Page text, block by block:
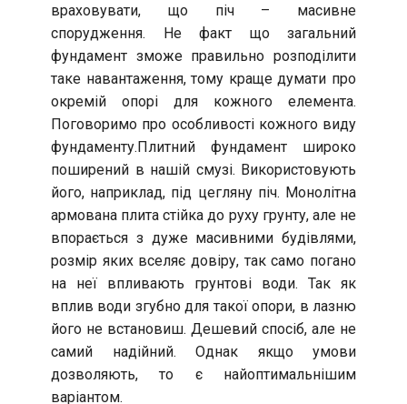
враховувати, що піч – масивне
спорудження. Не факт що загальний
фундамент зможе правильно розподілити
таке навантаження, тому краще думати про
окремій опорі для кожного елемента.
Поговоримо про особливості кожного виду
фундаменту.Плитний фундамент широко
поширений в нашій смузі. Використовують
його, наприклад, під цегляну піч. Монолітна
армована плита стійка до руху грунту, але не
впорається з дуже масивними будівлями,
розмір яких вселяє довіру, так само погано
на неї впливають грунтові води. Так як
вплив води згубно для такої опори, в лазню
його не встановиш. Дешевий спосіб, але не
самий надійний. Однак якщо умови
дозволяють, то є найоптимальнішим
варіантом.